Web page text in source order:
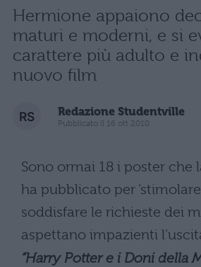
Hermione appaiono
maturi e moderni, e si
carattere più adulto e
nuovo film
Redazione Studentville
Pubblicato il 16 ott 2010
Sono ormai 18 i poster che
ha pubblicato per ‘stimolare
soddisfare le richieste dei
aspettano impazienti
“Harry Potter e i Doni della